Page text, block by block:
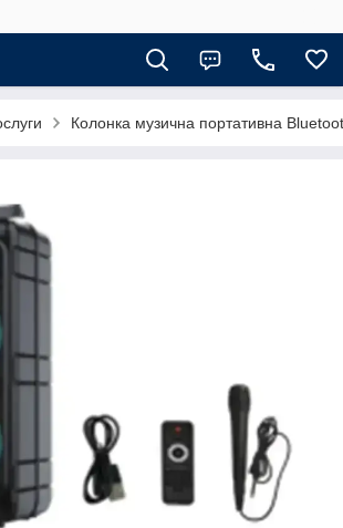
Колонка музична портативна